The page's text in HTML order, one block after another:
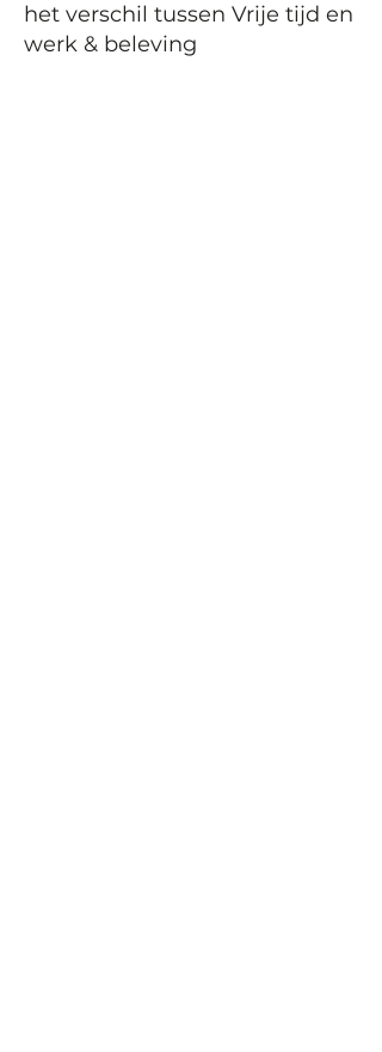
het verschil tussen Vrije tijd en
werk & beleving